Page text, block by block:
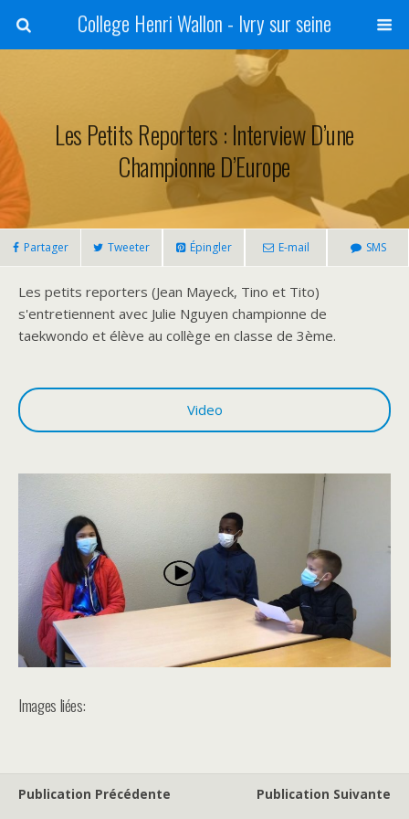
College Henri Wallon - Ivry sur seine
Les Petits Reporters : Interview D’une
Championne D’Europe
Partager Tweeter Épingler E-mail SMS
Les petits reporters (Jean Mayeck, Tino et Tito)
s'entretiennent avec Julie Nguyen championne de
taekwondo et élève au collège en classe de 3ème.
Video
Images liées:
Publication Précédente
Publication Suivante